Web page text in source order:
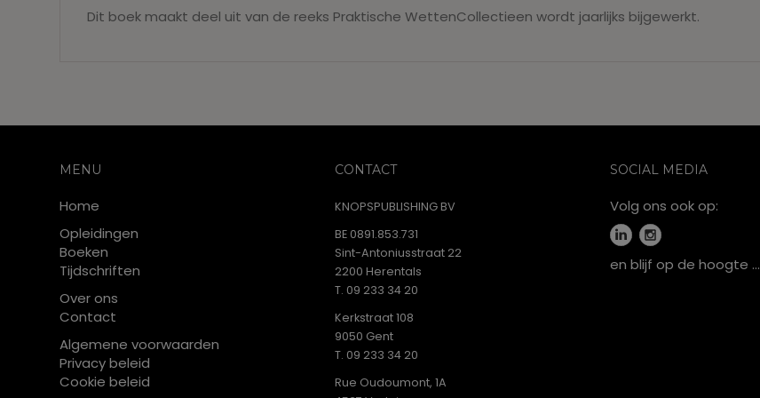
Dit boek maakt deel uit van de reeks Praktische WettenCollectieen wordt jaarlijks bijgewerkt.
MENU
Home
Opleidingen
Boeken
Tijdschriften
Over ons
Contact
Algemene voorwaarden
Privacy beleid
Cookie beleid
CONTACT
KNOPSPUBLISHING BV
BE 0891.853.731
Sint-Antoniusstraat 22
2200 Herentals
T. 09 233 34 20
Kerkstraat 108
9050 Gent
T. 09 233 34 20
Rue Oudoumont, 1A
SOCIAL MEDIA
Volg ons ook op:
en blijf op de hoogte …